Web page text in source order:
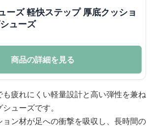
ーズ 軽快ステップ 厚底クッショ
ューズ
商品の詳細を見る
疲れにくい軽量設計と高い弾性を兼ね
ューズです。
ン材が足への衝撃を吸収し、長時間の